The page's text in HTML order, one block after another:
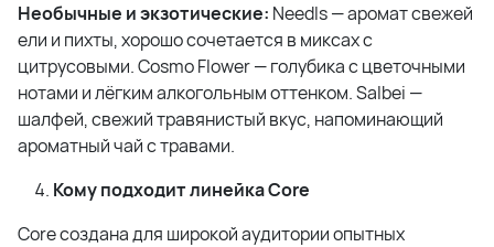
Необычные и экзотические: Needls — аромат свежей
ели и пихты, хорошо сочетается в миксах с
цитрусовыми. Cosmo Flower — голубика с цветочными
нотами и лёгким алкогольным оттенком. Salbei —
шалфей, свежий травянистый вкус, напоминающий
ароматный чай с травами.
Кому подходит линейка Core
Core создана для широкой аудитории опытных